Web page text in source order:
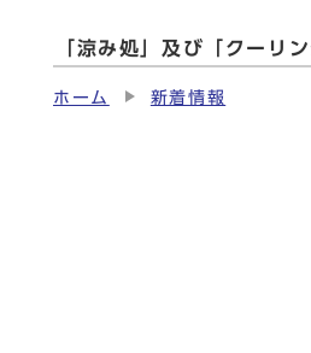
「涼み処」及び「クーリ
ホーム 新着情報